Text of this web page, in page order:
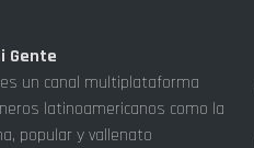
Gente
un canal multiplataforma
latinoamericanos como la
popular y vallenato